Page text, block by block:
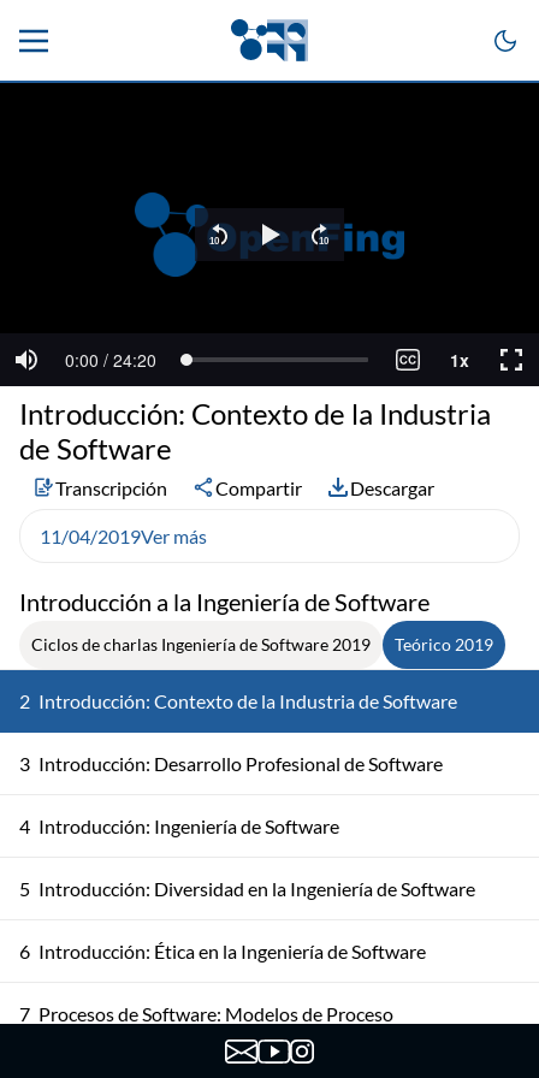
Introducción a la Ingeniería de Software
Ciclos de charlas Ingeniería de Software 2019 Teórico 2019
2 Introducción: Contexto de la Industria de Software
3 Introducción: Desarrollo Profesional de Software
4 Introducción: Ingeniería de Software
5 Introducción: Diversidad en la Ingeniería de Software
6 Introducción: Ética en la Ingeniería de Software
7 Procesos de Software: Modelos de Proceso
Introducción: Contexto de la Industria
de Software
Transcripción Compartir Descargar
11/04/2019Ver más